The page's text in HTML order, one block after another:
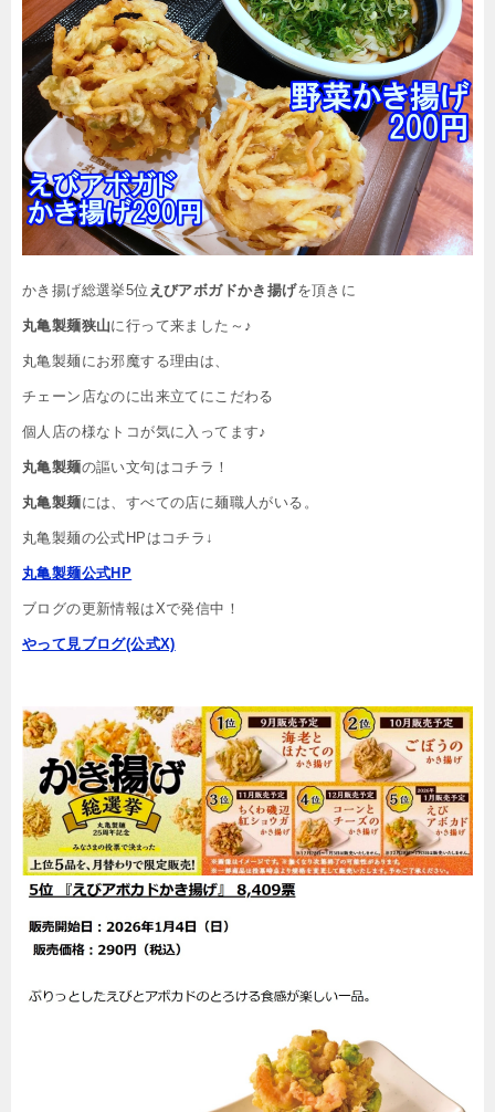
かき揚げ総選挙5位 えびアボガドかき揚げを頂きに
丸亀製麺狭山に行って来ました～♪
丸亀製麺にお邪魔する理由は、
チェーン店なのに出来立てにこだわる
個人店の様なトコが気に入ってます♪
丸亀製麺の謳い文句はコチラ！
丸亀製麺には、すべての店に麺職人がいる。
丸亀製麺の公式HPはコチラ↓
丸亀製麺公式HP
ブログの更新情報はXで発信中！
やって見ブログ(公式X)